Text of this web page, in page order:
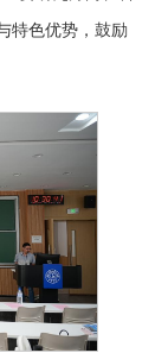
特色优势，鼓励